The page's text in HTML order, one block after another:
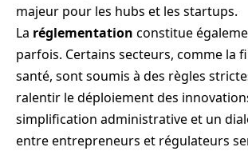
majeur pour les hubs et les startups.
La réglementation constitue
parfois. Certains secteurs, comme la
santé, sont soumis à des règles
ralentir le déploiement des
simplification administrative et un
entre entrepreneurs et régulateurs